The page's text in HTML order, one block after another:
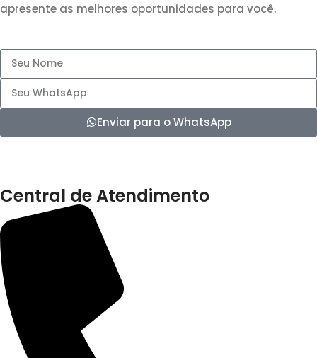
apresente as melhores oportunidades para você.
Enviar para o WhatsApp
Central de Atendimento